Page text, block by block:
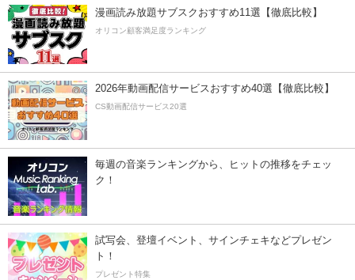
漫画読み放題サブスクおすすめ11選【徹底比較】
オリコン顧客満足度ランキング
2026年動画配信サービスおすすめ40選【徹底比較】
CS動画配信サービス20選
毎週の音楽ランキングから、ヒットの推移をチェッ
ク！
試写会、登壇イベント、サインチェキなどプレゼン
ト！
プレゼント特集